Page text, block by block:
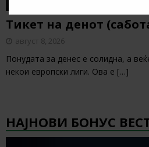
Тикет на денот
август 8, 2026
Понудата за денес е солидна, а
некои европски лиги. Ова е […]
НАЈНОВИ БОНУС